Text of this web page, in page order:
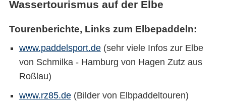
Wassertourismus auf der Elbe
Tourenberichte, Links zum Elbepaddeln:
www.paddelsport.de(sehr viele Infos zur Elbe
von Schmilka - Hamburg von Hagen Zutz aus
Roßlau)
www.rz85.de(Bilder von Elbpaddeltouren)